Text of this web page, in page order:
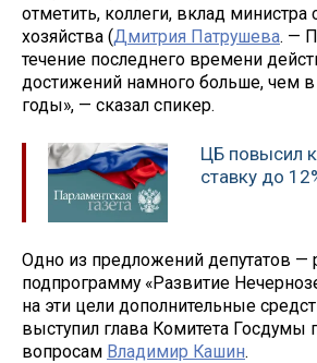
отметить, коллеги, вклад министра
хозяйства (Дмитрия Патрушева. —
течение последнего времени
достижений намного больше, чем
годы», — сказал спикер.
ЦБ повысил
ставку до
Одно из предложений депутатов —
подпрограмму «Развитие
на эти цели дополнительные
выступил глава Комитета Госдумы
вопросам Владимир Кашин.